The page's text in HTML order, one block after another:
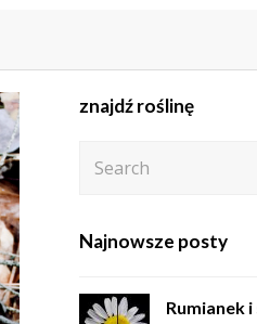
znajdź roślinę
Najnowsze posty
Rumianek i